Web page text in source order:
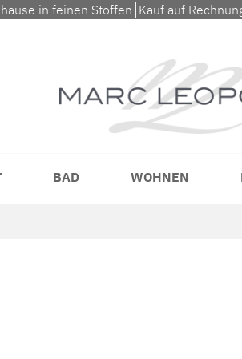
in feinen Stoffen⎮Kauf auf
BAD WOHNEN